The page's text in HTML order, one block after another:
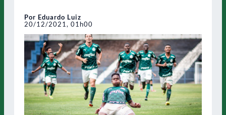
Por Eduardo Luiz
20/12/2021, 01h00